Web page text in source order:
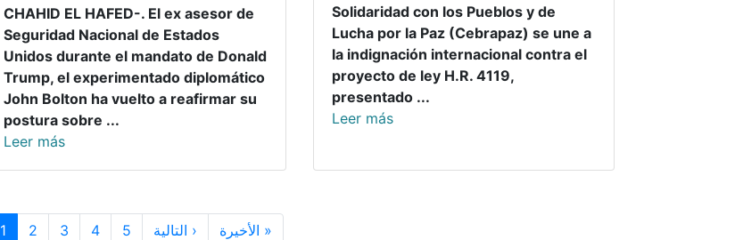
CHAHID EL HAFED-. El ex asesor de
Seguridad Nacional de Estados
Unidos durante el mandato de Donald
Trump, el experimentado diplomático
John Bolton ha vuelto a reafirmar su
postura sobre ...
Leer más
Solidaridad con los Pueblos y de
Lucha por la Paz (Cebrapaz) se une a
la indignación internacional contra el
proyecto de ley H.R. 4119,
presentado ...
Leer más
1 2 3 4 5 التالية ›Siguiente página
الأخيرة »Última página